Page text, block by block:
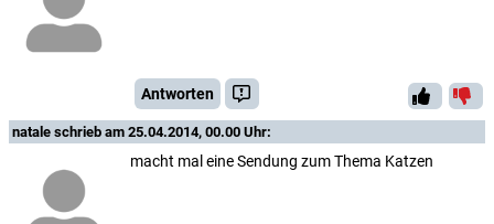
Antworten
natale schrieb am 25.04.2014, 00.00 Uhr:
macht mal eine Sendung zum Thema Katzen